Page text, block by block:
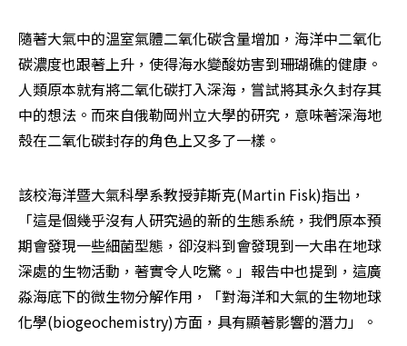
隨著大氣中的溫室氣體二氧化碳含量增加，海洋中二氧化
碳濃度也跟著上升，使得海水變酸妨害到珊瑚礁的健康。
人類原本就有將二氧化碳打入深海，嘗試將其永久封存其
中的想法。而來自俄勒岡州立大學的研究，意味著深海地
殼在二氧化碳封存的角色上又多了一樣。
該校海洋暨大氣科學系教授菲斯克(Martin Fisk)指出，
「這是個幾乎沒有人研究過的新的生態系統，我們原本預
期會發現一些細菌型態，卻沒料到會發現到一大串在地球
深處的生物活動，著實令人吃驚。」報告中也提到，這廣
淼海底下的微生物分解作用，「對海洋和大氣的生物地球
化學(biogeochemistry)方面，具有顯著影響的潛力」。